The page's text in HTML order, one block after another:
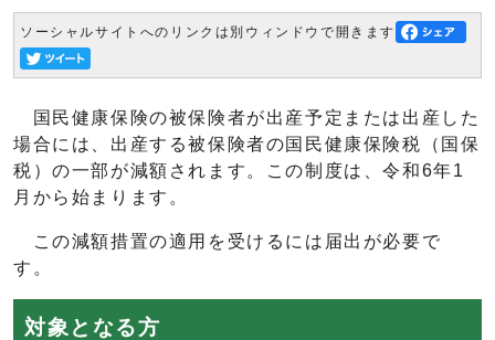
ソーシャルサイトへのリンクは別ウィンドウで開きます
国民健康保険の被保険者が出産予定または出産した
場合には、出産する被保険者の国民健康保険税（国保
税）の一部が減額されます。この制度は、令和6年1
月から始まります。
この減額措置の適用を受けるには届出が必要で
す。
対象となる方